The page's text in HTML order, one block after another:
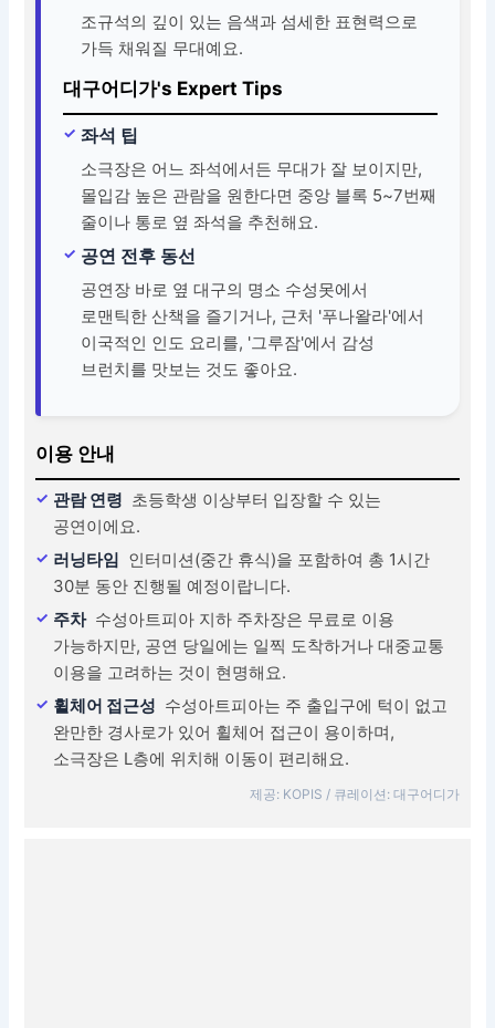
조규석의 깊이 있는 음색과 섬세한 표현력으로
가득 채워질 무대예요.
대구어디가's Expert Tips
좌석 팁
소극장은 어느 좌석에서든 무대가 잘 보이지만,
몰입감 높은 관람을 원한다면 중앙 블록 5~7번째
줄이나 통로 옆 좌석을 추천해요.
공연 전후 동선
공연장 바로 옆 대구의 명소 수성못에서
로맨틱한 산책을 즐기거나, 근처 '푸나왈라'에서
이국적인 인도 요리를, '그루잠'에서 감성
브런치를 맛보는 것도 좋아요.
이용 안내
관람 연령 초등학생 이상부터 입장할 수 있는
공연이에요.
러닝타임 인터미션(중간 휴식)을 포함하여 총 1시간
30분 동안 진행될 예정이랍니다.
주차 수성아트피아 지하 주차장은 무료로 이용
가능하지만, 공연 당일에는 일찍 도착하거나 대중교통
이용을 고려하는 것이 현명해요.
휠체어 접근성 수성아트피아는 주 출입구에 턱이 없고
완만한 경사로가 있어 휠체어 접근이 용이하며,
소극장은 L층에 위치해 이동이 편리해요.
제공: KOPIS / 큐레이션: 대구어디가